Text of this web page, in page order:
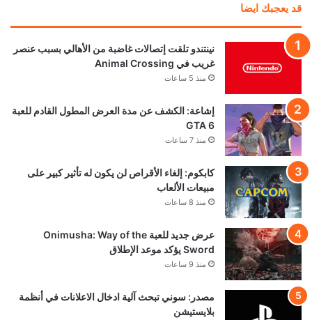
قد يعجبك ايضا
نينتندو تلقت إتصالات غاضبة من الأهالي بسبب عنصر
غريب في Animal Crossing
منذ 5 ساعات
إشاعة: الكشف عن مدة العرض المطول القادم للعبة
GTA 6
منذ 7 ساعات
كابكوم: إلغاء الأقراص لن يكون له تأثير كبير على
مبيعات الألعاب
منذ 8 ساعات
عرض جديد للعبة Onimusha: Way of the
Sword يؤكد موعد الإطلاق
منذ 9 ساعات
مصدر: سوني تبحث آلية ادخال الاعلانات في أنظمة
بلايستيشن